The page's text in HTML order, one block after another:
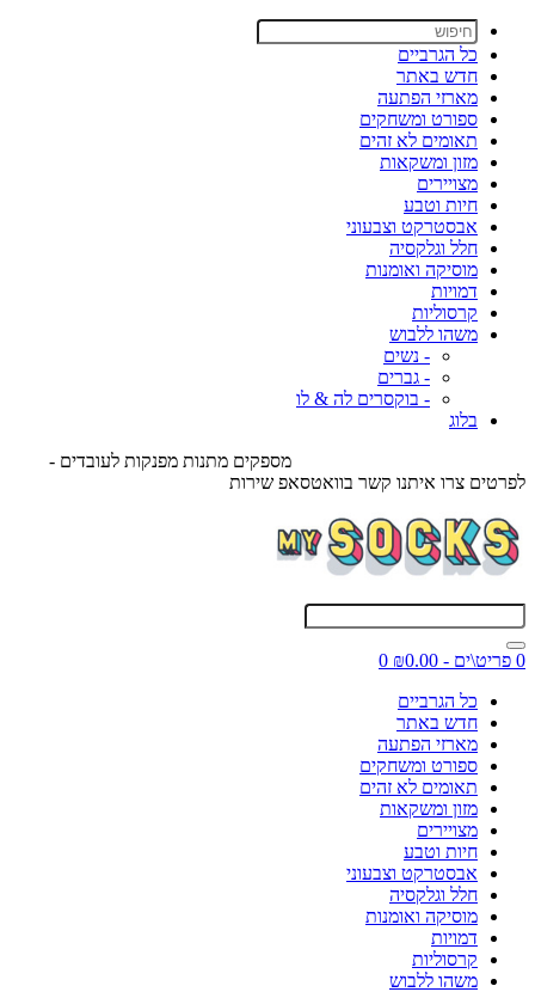
כל הגרביים
חדש באתר
מארזי הפתעה
ספורט ומשחקים
תאומים לא זהים
מזון ומשקאות
מצויירים
חיות וטבע
אבסטרקט וצבעוני
חלל וגלקסיה
מוסיקה ואומנות
דמויות
קרסוליות
משהו ללבוש
- נשים
- גברים
- בוקסרים לה & לו
בלוג
מספקים מתנות מפנקות לעובדים -
לפרטים צרו איתנו קשר בוואטסאפ שירות
0 פריט\ים - ₪0.00
0
כל הגרביים
חדש באתר
מארזי הפתעה
ספורט ומשחקים
תאומים לא זהים
מזון ומשקאות
מצויירים
חיות וטבע
אבסטרקט וצבעוני
חלל וגלקסיה
מוסיקה ואומנות
דמויות
קרסוליות
משהו ללבוש